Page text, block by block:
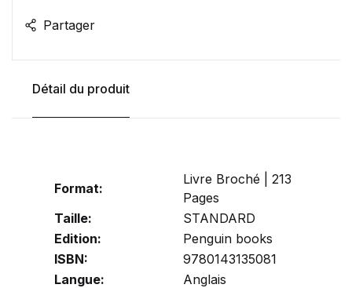
Partager
Détail du produit
Format:
Livre Broché | 213
Pages
Taille:
STANDARD
Edition:
Penguin books
ISBN:
9780143135081
Langue:
Anglais